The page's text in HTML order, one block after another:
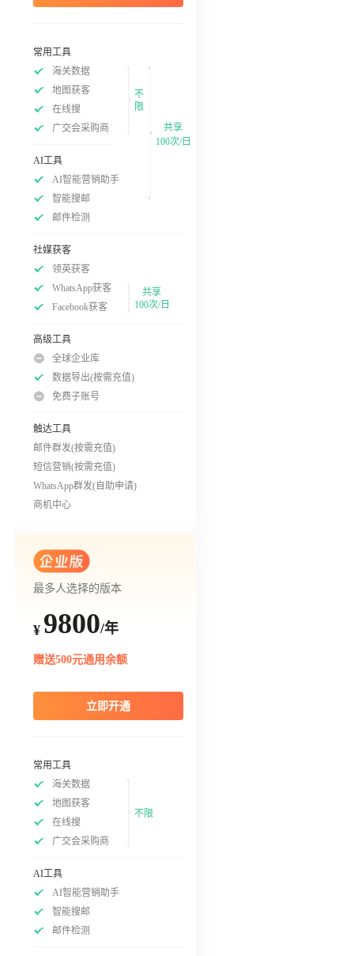
常用工具
海关数据
地图获客
在线搜
广交会采购商
不
限
AI工具
AI智能营销助手
智能搜邮
邮件检测
社媒获客
领英获客
WhatsApp获客
Facebook获客
共享
100次/日
高级工具
全球企业库
数据导出(按需充值)
免费子账号
触达工具
邮件群发(按需充值)
短信营销(按需充值)
WhatsApp群发(自助申请)
商机中心
共享
100次/日
最多人选择的版本
¥ 9800/年
赠送500元通用余额
立即开通
常用工具
海关数据
地图获客
在线搜
广交会采购商
不限
AI工具
AI智能营销助手
智能搜邮
邮件检测